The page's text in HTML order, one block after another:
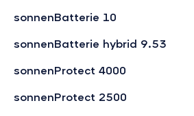
sonnenBatterie 10
sonnenBatterie hybrid 9.53
sonnenProtect 4000
sonnenProtect 2500